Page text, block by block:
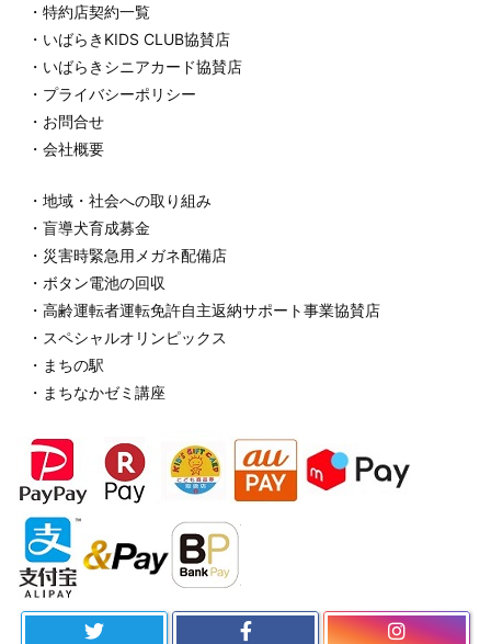
・特約店契約一覧
・いばらきKIDS CLUB協賛店
・いばらきシニアカード協賛店
・プライバシーポリシー
・お問合せ
・会社概要
・地域・社会への取り組み
・盲導犬育成募金
・災害時緊急用メガネ配備店
・ボタン電池の回収
・高齢運転者運転免許自主返納サポート事業協賛店
・スペシャルオリンピックス
・まちの駅
・まちなかゼミ講座